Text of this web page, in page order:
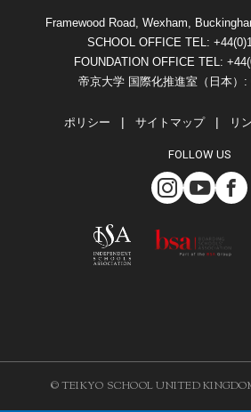
Framewood Road, Wexham,
SCHOOL OFFICE TEL:
FOUNDATION OFFICE TEL:
帝京大学 国際化推進室（日本）:
ポリシー サイトマップ リ
FOLLOW US
© TEIKYO SCHOOL UNITED